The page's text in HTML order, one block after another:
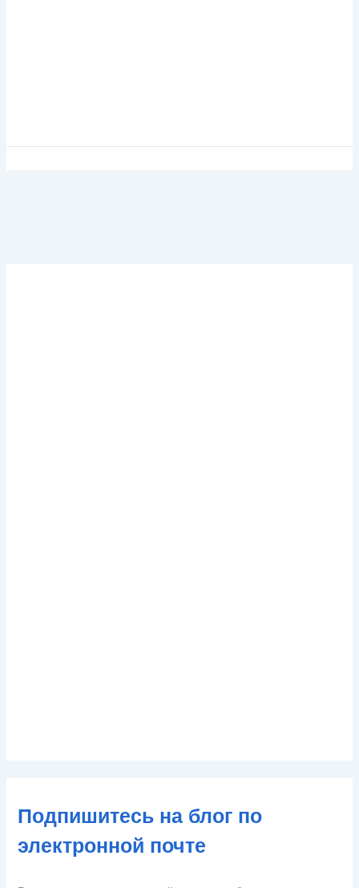
Подпишитесь на блог по
электронной почте